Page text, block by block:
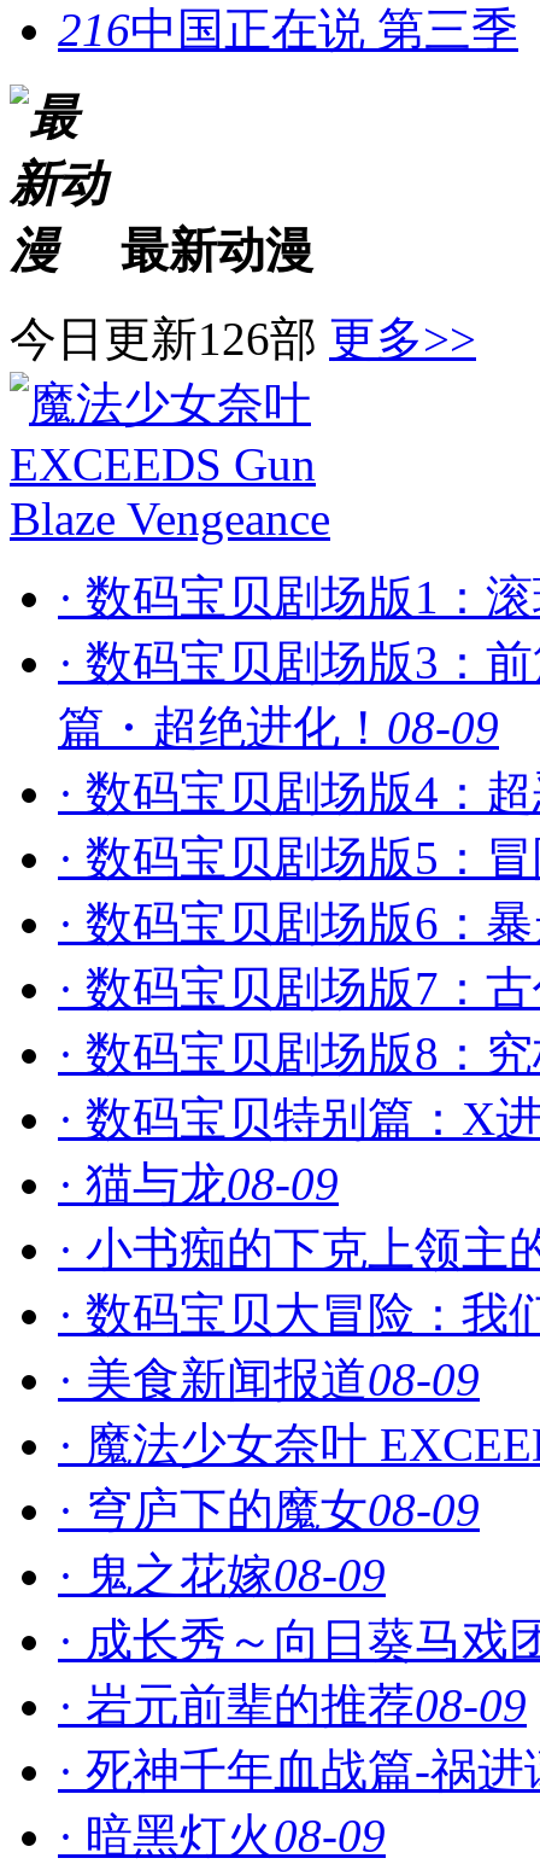
216中国正在说 第三季
最新动漫
今日更新126部 更多>>
· 数码宝贝剧场版1：
· 数码宝贝剧场版3：
篇・超绝进化！ 08-09
· 数码宝贝剧场版4：
· 数码宝贝剧场版5：
· 数码宝贝剧场版6：
· 数码宝贝剧场版7：
· 数码宝贝剧场版8：
· 数码宝贝特别篇：X
· 猫与龙08-09
· 小书痴的下克上领主
· 数码宝贝大冒险：我
· 美食新闻报道08-09
· 魔法少女奈叶
· 穹庐下的魔女08-09
· 鬼之花嫁08-09
· 成长秀～向日葵马戏
· 岩元前辈的推荐08-09
· 死神千年血战篇-祸进
· 暗黑灯火08-09